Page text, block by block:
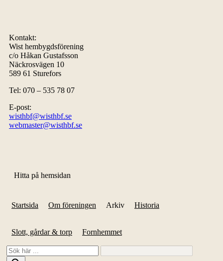
Kontakt:
Wist hembygdsförening
c/o Håkan Gustafsson
Näckrosvägen 10
589 61 Sturefors
Tel: 070 – 535 78 07
E-post:
wisthbf@wisthbf.se
webmaster@wisthbf.se
Hitta på hemsidan
Startsida Om föreningen Arkiv Historia
Slott, gårdar & torp Fornhemmet